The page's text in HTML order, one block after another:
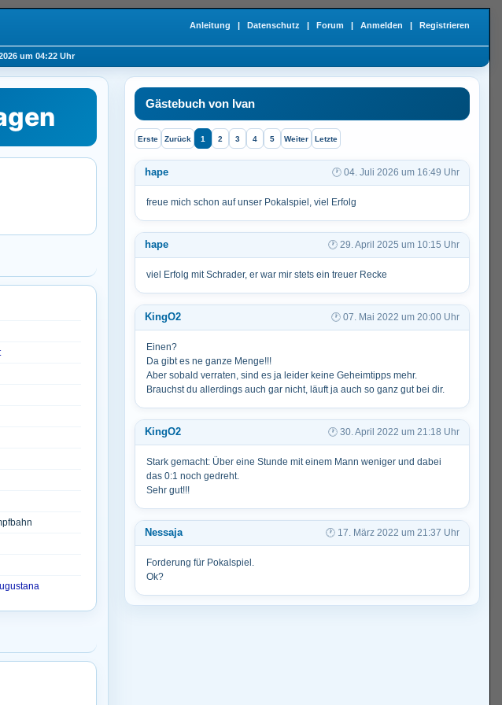
um 04:22 Uhr
Anleitung | Datenschutz | Forum | Anmelden | Registrieren
Gästebuch von Ivan
Erste Zurück 1 2 3 4 5 Weiter Letzte
hape 04. Juli 2026 um 16:49 Uhr
freue mich schon auf unser Pokalspiel, viel Erfolg
hape 29. April 2025 um 10:15 Uhr
viel Erfolg mit Schrader, er war mir stets ein treuer Recke
KingO2 07. Mai 2022 um 20:00 Uhr
Einen?
Da gibt es ne ganze Menge!!!
Aber sobald verraten, sind es ja leider keine Geheimtipps mehr.
Brauchst du allerdings auch gar nicht, läuft ja auch so ganz gut bei dir.
KingO2 30. April 2022 um 21:18 Uhr
Stark gemacht: Über eine Stunde mit einem Mann weniger und dabei
das 0:1 noch gedreht.
Sehr gut!!!
Nessaja 17. März 2022 um 21:37 Uhr
Forderung für Pokalspiel.
Ok?